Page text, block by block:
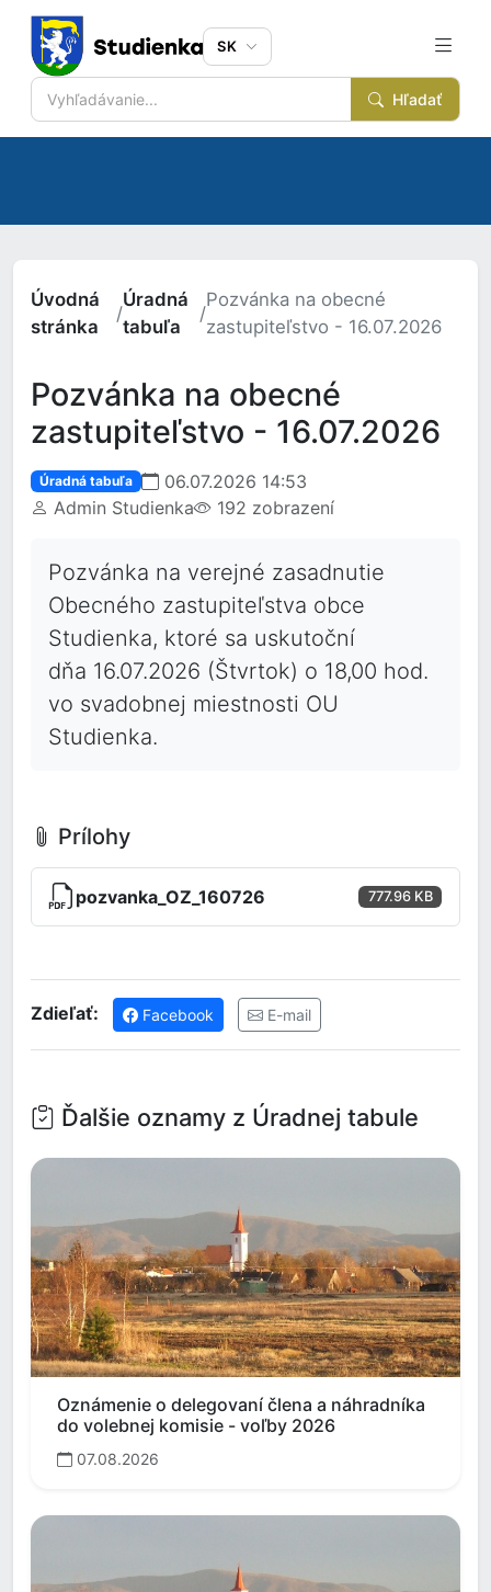
Hľadať
SK
Úvodná
stránka
/
Úradná
tabuľa
/
Pozvánka na obecné
zastupiteľstvo - 16.07.2026
Pozvánka na obecné
zastupiteľstvo - 16.07.2026
Úradná tabuľa
06.07.2026 14:53
Admin Studienka
192 zobrazení
Pozvánka na verejné zasadnutie
Obecného zastupiteľstva obce
Studienka, ktoré sa uskutoční
dňa 16.07.2026 (Štvrtok) o 18,00 hod.
vo svadobnej miestnosti OU
Studienka.
Prílohy
pozvanka_OZ_160726 777.96 KB
Zdieľať: Facebook E-mail
Ďalšie oznamy z Úradnej tabule
Oznámenie o delegovaní člena a náhradníka
do volebnej komisie - voľby 2026
07.08.2026